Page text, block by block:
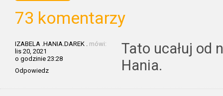
73 komentarzy
IZABELA .HANIA.DAREK . mówi:
lis 20, 2021
o godzinie 23:28
Odpowiedz
Tato ucałuj od
Hania.